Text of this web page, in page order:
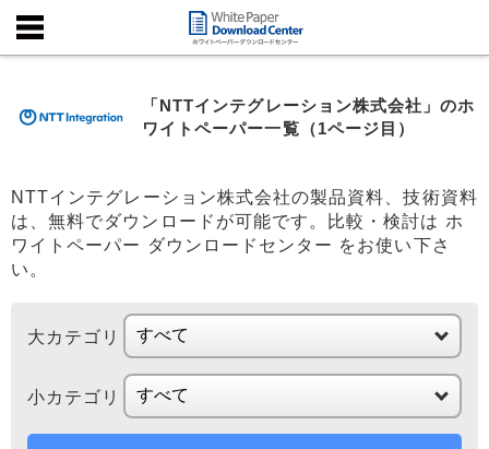
「NTTインテグレーション株式会社」のホ
ワイトペーパー一覧（1ページ目）
NTTインテグレーション株式会社の製品資料、技術資料
は、無料でダウンロードが可能です。比較・検討は ホ
ワイトペーパー ダウンロードセンター をお使い下さ
い。
大カテゴリ
小カテゴリ